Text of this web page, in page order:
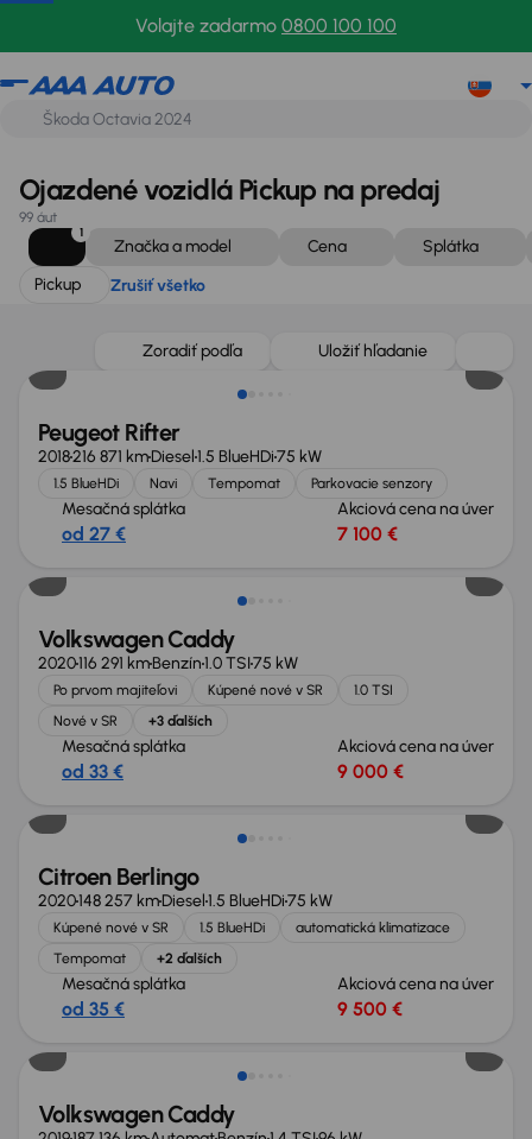
Volajte zadarmo 0800 100 100
Pickup
Ojazdené vozidlá Pickup na predaj
99 áut
1
Značka a model Cena
Splátka
Pickup
Zrušiť všetko
Zoradiť podľa Uložiť hľadanie
Zlacnené o 900 €
Peugeot Rifter
2018216 871 kmDiesel1.5 BlueHDi75 kW
1.5 BlueHDi Navi Tempomat Parkovacie senzory
Mesačná splátka
od 27 €
Akciová cena na úver
7 100 €
Zlacnené o 800 €
Volkswagen Caddy
2020116 291 kmBenzín1.0 TSI75 kW
Po prvom majiteľovi Kúpené nové v SR
1.0 TSI
Nové v SR
+3 ďalších
Mesačná splátka
od 33 €
Akciová cena na úver
9 000 €
Zlacnené o 1 300 €
Citroen Berlingo
2020148 257 kmDiesel1.5 BlueHDi75 kW
Kúpené nové v SR 1.5 BlueHDi
automatická klimatizace
Tempomat
+2 ďalších
Mesačná splátka
od 35 €
Akciová cena na úver
9 500 €
Volkswagen Caddy